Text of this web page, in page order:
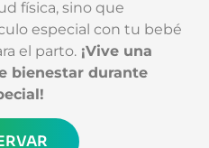
física, sino que
especial con tu bebé
el parto. ¡Vive una
bienestar durante